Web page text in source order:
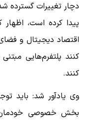
دچار تغییرات گسترده
پیدا کرده است،
اقتصاد دیجیتال و
کنند پلتفرم‌هایی
کنند.
وی یادآور شد: باید
بخش خصوصی خودمان